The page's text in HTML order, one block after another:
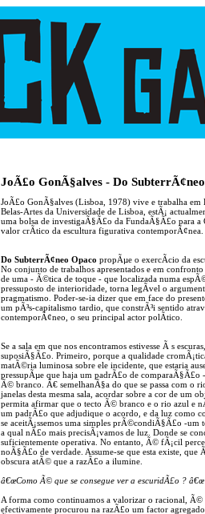
JoÃ£o GonÃ§alves - Do
JoÃ£o GonÃ§alves (Lisboa, 1978) vive e trabalha em
Belas-Artes da Universidade de Lisboa, estÃ¡
uma bolsa de investigaÃ§Ã£o da FundaÃ§Ã£o para
valor crÃ­tico da escultura figurativa contemporÃ¢nea.
Do SubterrÃ¢neo Opaco propÃµe o exercÃ­cio da
No conjunto de trabalhos apresentados e em
de uma - Ã©tica de toque - que localizada numa
pressuposto de interioridade, torna legÃ­vel o
pragmatismo. Poder-se-ia dizer que em face do
um pÃ³s-capitalismo tardio, que constrÃ³i sentido
contemporÃ¢neo, o seu principal actor polÃ­tico.
Se a sala em que nos encontramos estivesse Ã s
suposiÃ§Ã£o. Primeiro, porque a qualidade
matÃ©ria luminosa sobre ele incidente, que estaria
pressupÃµe que haja um padrÃ£o de
Ã© branco. Ã€ semelhanÃ§a do que se passa com o
janelas desta mesma sala, acordar sobre a cor de um
permita afirmar que o tecto Ã© branco e o rio azul e
um padrÃ£o que adjudique o acordo, e da luz como
se aceitÃ¡ssemos uma simples prÃ©condiÃ§Ã£o -
a qual nÃ£o mais precisÃ¡vamos de luz. Donde se
suficientemente operativa. No entanto, Ã© fÃ¡cil
noÃ§Ã£o de verdade. Assume-se que esta existe,
obscura atÃ© que a razÃ£o a ilumine.
â€œComo Ã© que se consegue ver a escuridÃ£o ?
A forma como continuamos a valorizar o racional,
efectivamente procurou na razÃ£o um factor